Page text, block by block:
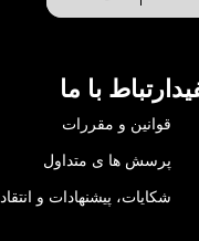
ارتباط با ما
قوانین و مقررات
پرسش ها ی متداول
شکایات، پیشنهادات و